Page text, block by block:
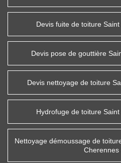
Devis fuite de toiture
Devis pose de gouttière
Devis nettoyage de toiture
Hydrofuge de toiture
Nettoyage démoussage de
Cherennes